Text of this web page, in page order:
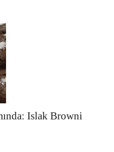
Islak Browni